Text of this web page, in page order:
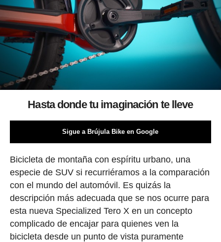
Hasta donde tu imaginación te lleve
Sigue a Brújula Bike en Google
Bicicleta de montaña con espíritu urbano, una
especie de SUV si recurriéramos a la comparación
con el mundo del automóvil. Es quizás la
descripción más adecuada que se nos ocurre para
esta nueva Specialized Tero X en un concepto
complicado de encajar para quienes ven la
bicicleta desde un punto de vista puramente